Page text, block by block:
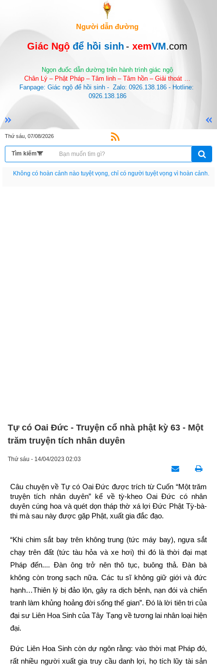
Người dẫn đường
Giác Ngộ để hồi sinh - xemVM.com
Ngọn đuốc dẫn dường trên hành trình giác ngộ
Chân Lý – Phật Pháp – Tâm linh – Tâm hồn – Giải thoát …
Fanpage: Giác ngộ để hồi sinh -  Zalo: 0926.138.186 - Hotline:
0926.138.186
Thứ sáu, 07/08/2026
Nếu như không chịu học tập thì cho dù đi vạn dặm đường cũng chỉ là anh đưa
Tự có Oai Đức - Truyện cổ nhà phật kỳ 63 - Một
trăm truyện tích nhân duyên
Thứ sáu - 14/04/2023 02:03
Câu chuyện về Tự có Oai Đức được trích từ Cuốn “Một trăm
truyện tích nhân duyên” kể về tỳ-kheo Oai Đức có nhân
duyên cúng hoa và quét dọn tháp thờ xá lợi Đức Phật Tỳ-bà-
thi mà sau này được gặp Phật, xuất gia đắc đạo.
“Khi chim sắt bay trên không trung (tức máy bay), ngựa sắt
chạy trên đất (tức tàu hỏa và xe hơi) thì đó là thời đại mạt
Pháp đến.... Đàn ông trở nên thô tục, buông thả. Đàn bà
không còn trong sạch nữa. Các tu sĩ không giữ giới và đức
hạnh…Thiên lý bị đảo lộn, gây ra dịch bệnh, nạn đói và chiến
tranh làm khủng hoảng đời sống thế gian”. Đó là lời tiên tri của
đại sư Liên Hoa Sinh của Tây Tạng về tương lai nhân loại hiện
đại.
Đức Liên Hoa Sinh còn dự ngôn rằng: vào thời mạt Pháp đó,
rất nhiều người xuất gia truy cầu danh lợi, họ tích lũy tài sản